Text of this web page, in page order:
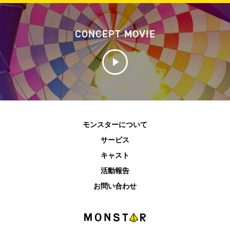
CONCEPT MOVIE
モンスターについて
サービス
キャスト
活動報告
お問い合わせ